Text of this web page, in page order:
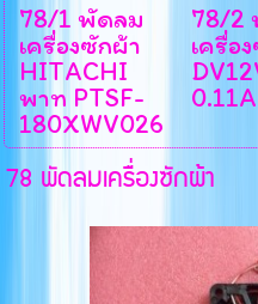
78/1 พัดลม
เครื่องซักผ้า
HITACHI
พาท PTSF-
180XWV026
78/2
เครื่อ
0.11A
78 พัดลมเครื่องซักผ้า